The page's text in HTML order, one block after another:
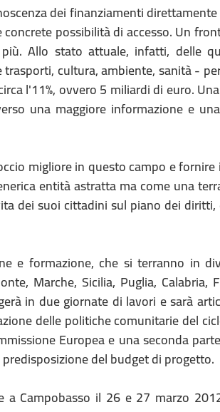
dei finanziamenti
possibilità di accesso. Un
Allo stato attuale, infatti, delle
cultura, ambiente, sanità -
l'11%, ovvero 5 miliardi di euro.
una maggiore informazione e
migliore in questo campo e
entità astratta ma come una
dei suoi cittadini sul piano dei
e formazione, che si terranno in
Marche, Sicilia, Puglia, Calabria,
in due giornate di lavori e sarà
delle politiche comunitarie del
Europea e una seconda
del budget di progetto.
Campobasso il 26 e 27 marzo